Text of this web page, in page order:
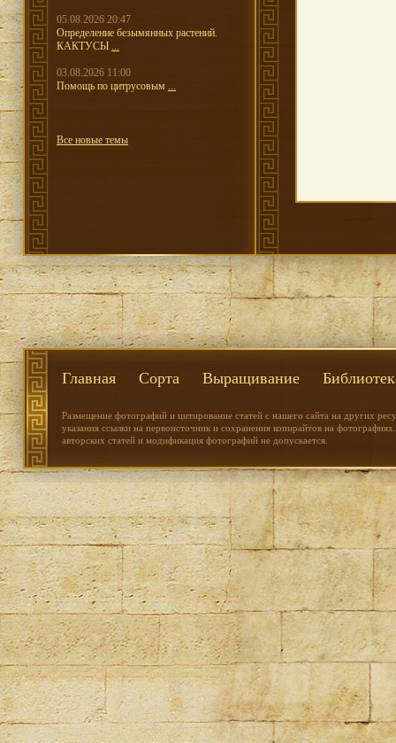
05.08.2026 20:47
Определение безымянных растений.
КАКТУСЫ ...
03.08.2026 11:00
Помощь по цитрусовым ...
Все новые темы
Главная Сорта Выращивание
Размещение фотографий и цитирование статей с нашего сайта на других
указания ссылки на первоисточник и сохранения копирайтов на
авторских статей и модификация фотографий не допускается.